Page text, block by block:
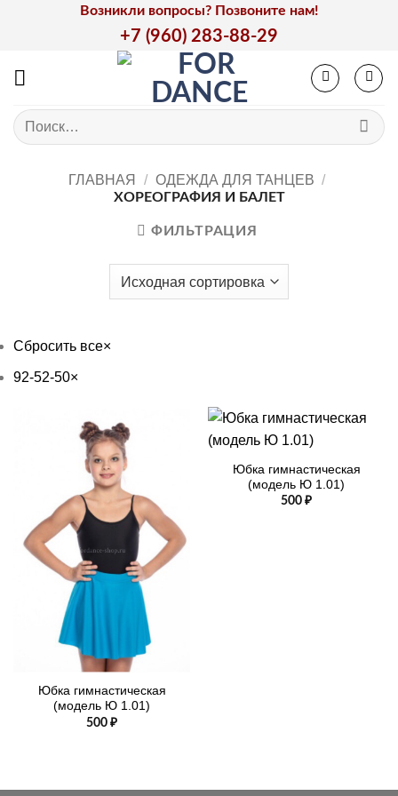
Возникли вопросы? Позвоните нам!
+7 (960) 283-88-29
Искать:
ГЛАВНАЯ / ОДЕЖДА ДЛЯ ТАНЦЕВ /
ХОРЕОГРАФИЯ И БАЛЕТ
ФИЛЬТРАЦИЯ
Сбросить все×
92-52-50×
Юбка гимнастическая
(модель Ю 1.01)
500 ₽
Юбка гимнастическая
(модель Ю 1.01)
500 ₽